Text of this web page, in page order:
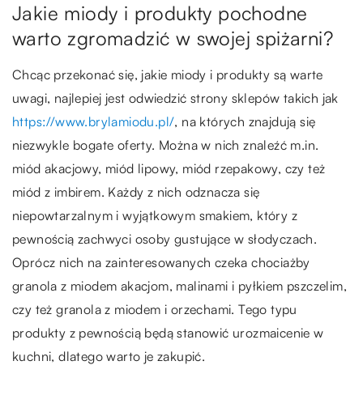
Jakie miody i produkty pochodne
warto zgromadzić w swojej spiżarni?
Chcąc przekonać się, jakie miody i produkty są warte
uwagi, najlepiej jest odwiedzić strony sklepów takich jak
https://www.brylamiodu.pl/, na których znajdują się
niezwykle bogate oferty. Można w nich znaleźć m.in.
miód akacjowy, miód lipowy, miód rzepakowy, czy też
miód z imbirem. Każdy z nich odznacza się
niepowtarzalnym i wyjątkowym smakiem, który z
pewnością zachwyci osoby gustujące w słodyczach.
Oprócz nich na zainteresowanych czeka chociażby
granola z miodem akacjom, malinami i pyłkiem pszczelim,
czy też granola z miodem i orzechami. Tego typu
produkty z pewnością będą stanowić urozmaicenie w
kuchni, dlatego warto je zakupić.